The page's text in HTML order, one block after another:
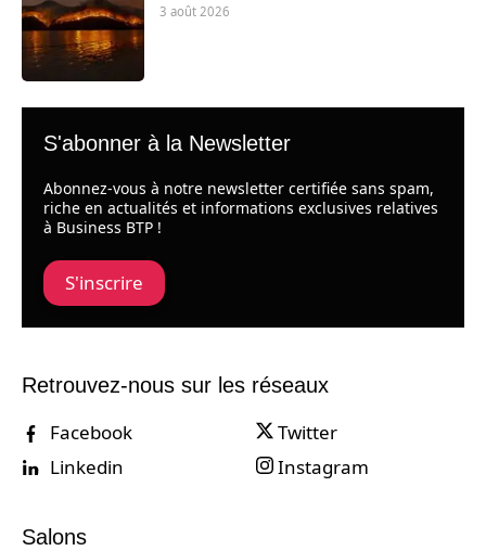
3 août 2026
S'abonner à la Newsletter
Abonnez-vous à notre newsletter certifiée sans spam,
riche en actualités et informations exclusives relatives
à Business BTP !
S'inscrire
Retrouvez-nous sur les réseaux
Facebook
Twitter
Linkedin
Instagram
Salons